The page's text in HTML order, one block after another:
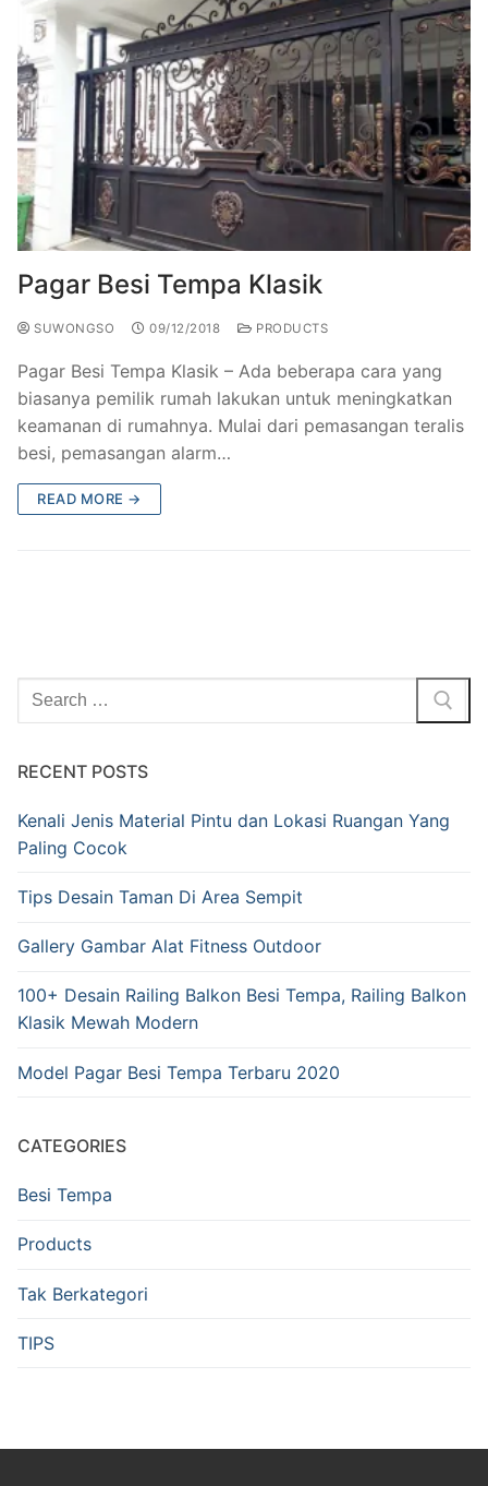
Pagar Besi Tempa Klasik
SUWONGSO 09/12/2018 PRODUCTS
Pagar Besi Tempa Klasik – Ada beberapa cara yang
biasanya pemilik rumah lakukan untuk meningkatkan
keamanan di rumahnya. Mulai dari pemasangan teralis
besi, pemasangan alarm…
READ MORE →
RECENT POSTS
Kenali Jenis Material Pintu dan Lokasi Ruangan Yang
Paling Cocok
Tips Desain Taman Di Area Sempit
Gallery Gambar Alat Fitness Outdoor
100+ Desain Railing Balkon Besi Tempa, Railing Balkon
Klasik Mewah Modern
Model Pagar Besi Tempa Terbaru 2020
CATEGORIES
Besi Tempa
Products
Tak Berkategori
TIPS